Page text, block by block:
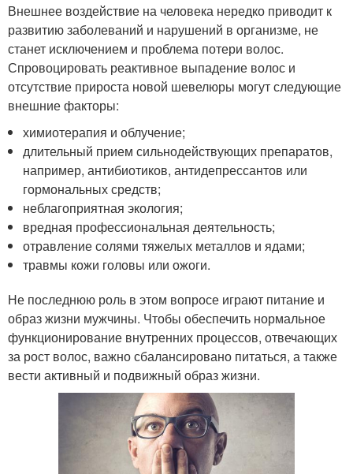
Внешнее воздействие на человека нередко приводит к
развитию заболеваний и нарушений в организме, не
станет исключением и проблема потери волос.
Спровоцировать реактивное выпадение волос и
отсутствие прироста новой шевелюры могут следующие
внешние факторы:
химиотерапия и облучение;
длительный прием сильнодействующих препаратов,
например, антибиотиков, антидепрессантов или
гормональных средств;
неблагоприятная экология;
вредная профессиональная деятельность;
отравление солями тяжелых металлов и ядами;
травмы кожи головы или ожоги.
Не последнюю роль в этом вопросе играют питание и
образ жизни мужчины. Чтобы обеспечить нормальное
функционирование внутренних процессов, отвечающих
за рост волос, важно сбалансировано питаться, а также
вести активный и подвижный образ жизни.